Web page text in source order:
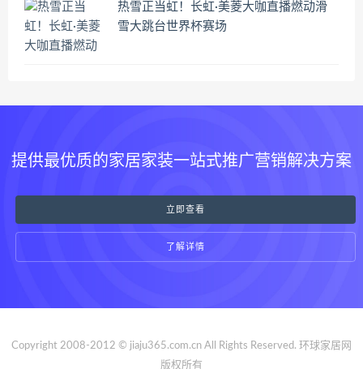
热雪正当虹！长虹·美菱大咖直播燃动滑
雪大跳台世界杯赛场
提供最优质的家居家装一站式推广营销解决方案
立即查看
了解详情
Copyright 2008-2012 © jiaju365.com.cn All Rights Reserved. 环球家居网
版权所有